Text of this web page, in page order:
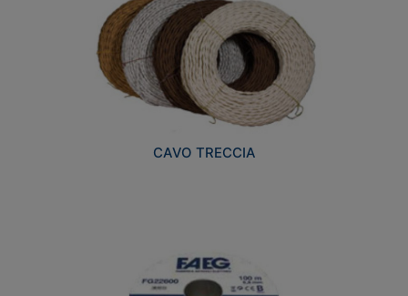
CAVO TRECCIA